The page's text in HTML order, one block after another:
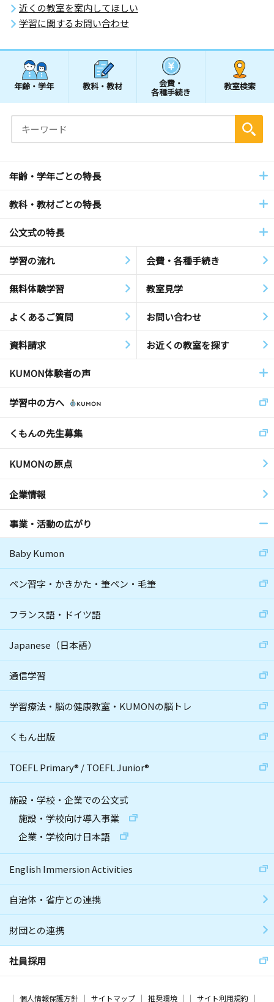
近くの教室を案内してほしい
学習に関するお問い合わせ
年齢・学年 教科・教材 会費・
各種手続き
教室検索
年齢・学年ごとの特長
教科・教材ごとの特長
公文式の特長
学習の流れ 会費・各種手続き
無料体験学習 教室見学
よくあるご質問 お問い合わせ
資料請求 お近くの教室を探す
KUMON体験者の声
学習中の方へ
くもんの先生募集
KUMONの原点
企業情報
事業・活動の広がり
Baby Kumon
ペン習字・かきかた・筆ペン・毛筆
フランス語・ドイツ語
Japanese（日本語）
通信学習
学習療法・脳の健康教室・KUMONの脳トレ
くもん出版
TOEFL Primary® /TOEFL Junior®
施設・学校・企業での公文式
施設・学校向け導入事業
企業・学校向け日本語
English Immersion Activities
自治体・省庁との連携
財団との連携
社員採用
個人情報保護方針 サイトマップ 推奨環境 サイト利用規約